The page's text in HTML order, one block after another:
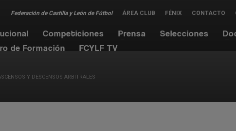
Federación de Castilla y León de Fútbol ÁREA CLUB FÉNIX CONTACTO
Competiciones Prensa Selecciones
de Formación
FCYLF TV
Y DESCENSOS ARBITRALES